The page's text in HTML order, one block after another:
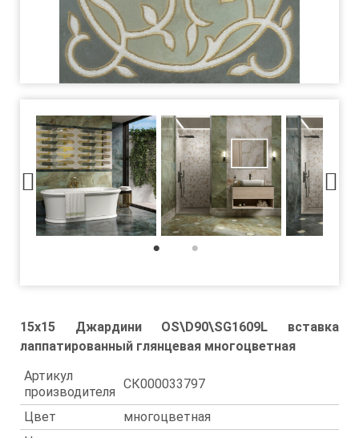
15x15 Джардини OS\D90\SG1609L вставка
лаппатированный глянцевая многоцветная
Артикул
производителя
СК000033797
Цвет
многоцветная